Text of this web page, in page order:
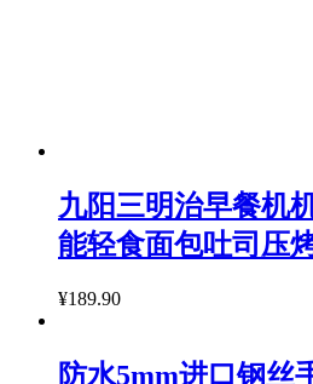
九阳三明治早餐机
能轻食面包吐司压
¥189.90
防水5mm进口钢丝